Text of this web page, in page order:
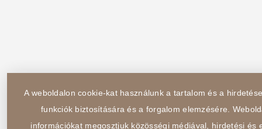
A weboldalon cookie-kat használunk a tartalom és a
funkciók biztosítására és a forgalom elemzésére.
információkat megosztjuk közösségi médiával, hirdetési